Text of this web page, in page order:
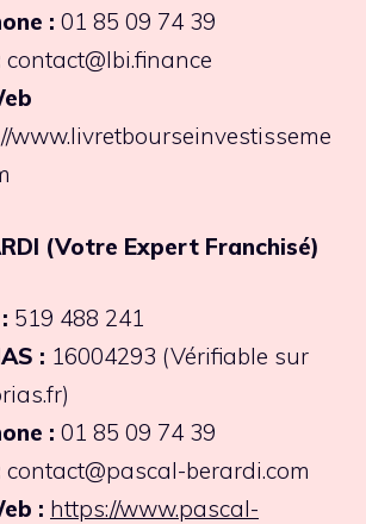
: 01 85 09 74 39
contact@lbi.finance
www.livretbourseinvestisseme
(Votre Expert Franchisé)
519 488 241
: 16004293 (Vérifiable sur
: 01 85 09 74 39
contact@pascal-berardi.com
: https://www.pascal-